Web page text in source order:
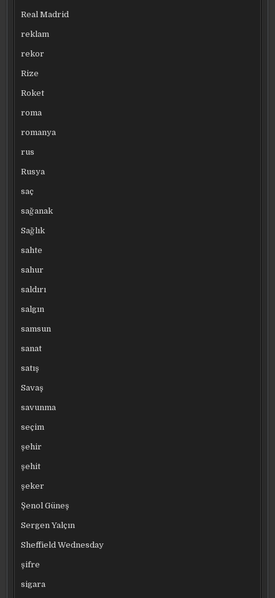
Real Madrid
reklam
rekor
Rize
Roket
roma
romanya
rus
Rusya
saç
sağanak
Sağlık
sahte
sahur
saldırı
salgın
samsun
sanat
satış
Savaş
savunma
seçim
şehir
şehit
şeker
Şenol Güneş
Sergen Yalçın
Sheffield Wednesday
şifre
sigara